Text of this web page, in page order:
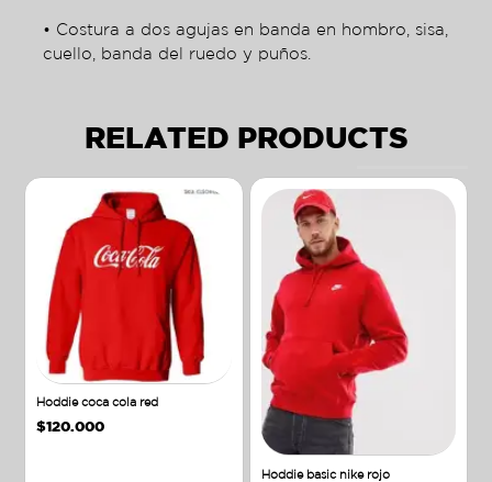
• Costura a dos agujas en banda en hombro, sisa,
cuello, banda del ruedo y puños.
RELATED PRODUCTS
Hoddie coca cola red
$120.000
Hoddie basic nike rojo